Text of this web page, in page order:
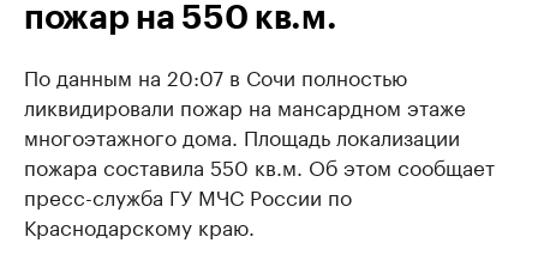
пожар на 550 кв.м.
По данным на 20:07 в Сочи полностью
ликвидировали пожар на мансардном этаже
многоэтажного дома. Площадь локализации
пожара составила 550 кв.м. Об этом сообщает
пресс-служба ГУ МЧС России по
Краснодарскому краю.